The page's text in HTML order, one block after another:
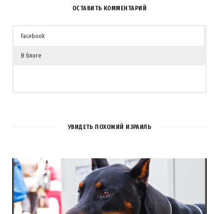
ОСТАВИТЬ КОММЕНТАРИЙ
Facebook
В блоге
2КОММЕНТАРИЯ
13 ЛЕТ AGO
Офигеть!!!! Других слов просто нет!!!!!!
УВИДЕТЬ ПОХОЖИЙ ИЗРАИЛЬ